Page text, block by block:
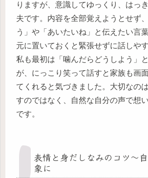
りますが、意識してゆっくり、はっ
夫です。内容を全部覚えようとせず
う」や「あいたいね」と伝えたい言
元に置いておくと緊張せずに話しや
私も最初は「噛んだらどうしよう」
が、にっこり笑って話すと家族も画
てくれると気づきました。大切なの
すのではなく、自然な自分の声で想
です。
表情と身だしなみのコツ〜
象に